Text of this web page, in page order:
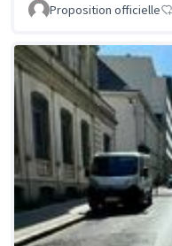
Proposition officielle